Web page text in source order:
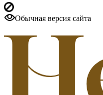
Обычная версия сайта